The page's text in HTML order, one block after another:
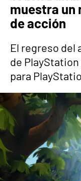
muestra un
de acción
El regreso del
de
para